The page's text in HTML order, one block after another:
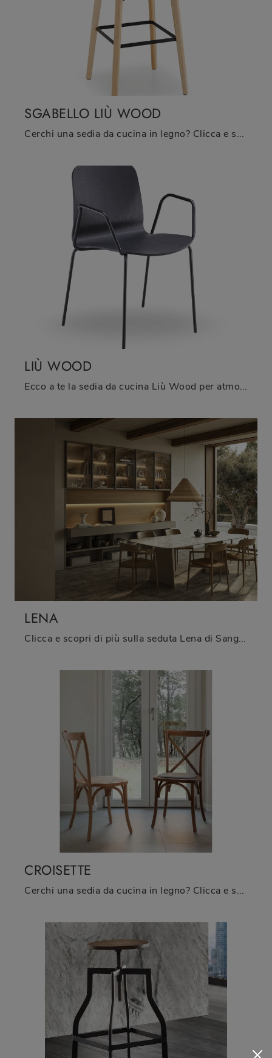
SGABELLO LIÙ WOOD
Cerchi una sedia da cucina in legno? Clicca e scopri il modello Sgabello Liù Wood di Midj per completare i tuoi interni al meglio.
LIÙ WOOD
Ecco a te la sedia da cucina Liù Wood per atmosfere moderne, tra le più originali Sedie fisse di Midj.
LENA
Clicca e scopri di più sulla seduta Lena di Sangiacomo in legno: le più belle Sedie fisse moderne ti aspettano.
CROISETTE
Cerchi una sedia da cucina in legno? Clicca e scopri il modello Croisette di La Seggiola per completare i tuoi spazi alla perfezione.